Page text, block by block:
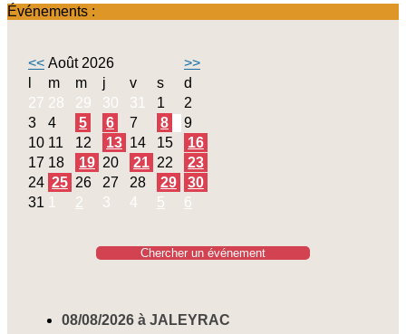
Événements :
<< Août 2026
>>
m m j v s
d
27 28 29 30 31 1
2
3
4 5 6 7 8
9
10 11 12 13 14 15
16
17 18 19 20 21 22
23
24 25 26 27 28 29
30
31 1 2 3 4 5 6
Chercher un événement
08/08/2026 à JALEYRAC